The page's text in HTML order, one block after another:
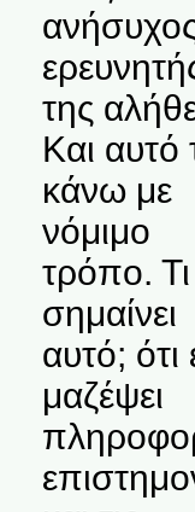
της
Και αυτό
κάνω με
νόμιμο
τρόπο. Τι
σημαίνει
αυτό;
μαζέψει